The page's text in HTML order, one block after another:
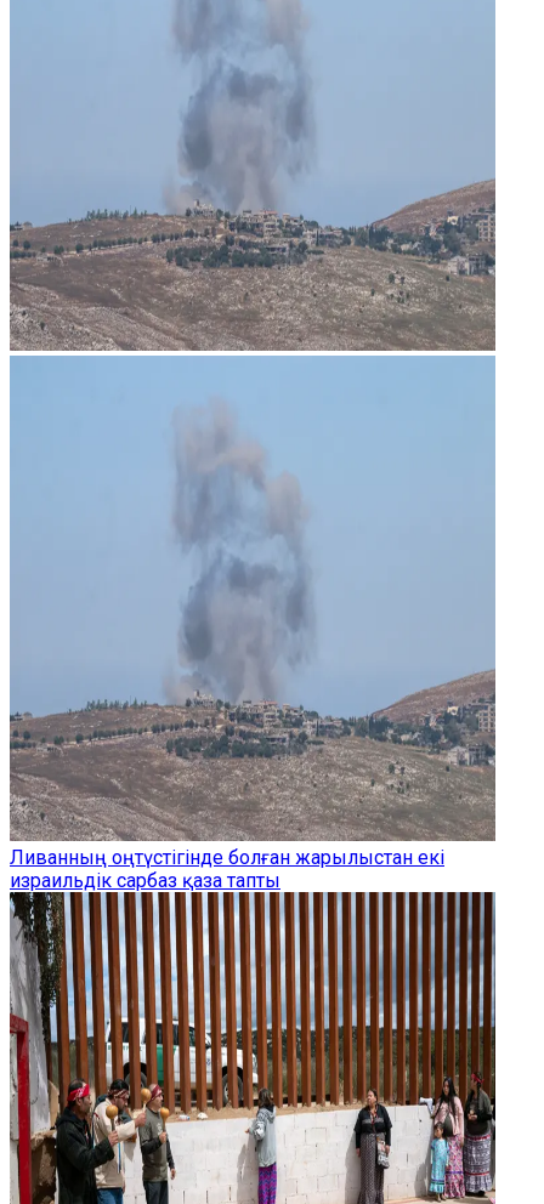
Ливанның оңтүстігінде болған жарылыстан екі
израильдік сарбаз қаза тапты